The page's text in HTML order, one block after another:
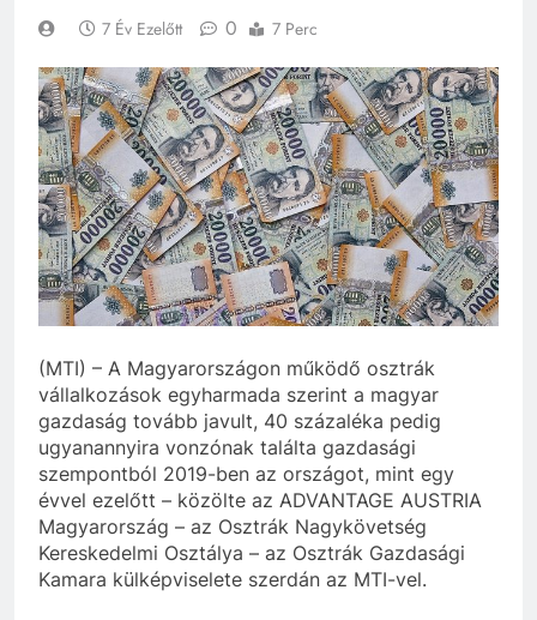
7 Év Ezelőtt 0 7 Perc
(MTI) – A Magyarországon működő osztrák
vállalkozások egyharmada szerint a magyar
gazdaság tovább javult, 40 százaléka pedig
ugyanannyira vonzónak találta gazdasági
szempontból 2019-ben az országot, mint egy
évvel ezelőtt – közölte az ADVANTAGE AUSTRIA
Magyarország – az Osztrák Nagykövetség
Kereskedelmi Osztálya – az Osztrák Gazdasági
Kamara külképviselete szerdán az MTI-vel.